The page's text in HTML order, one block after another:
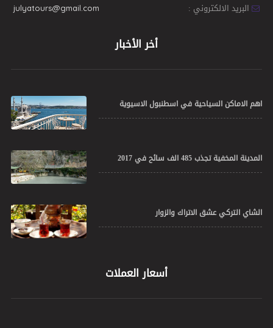
البريد الالكتروني :
julyatours@gmail.com
أخر الأخبار
اهم الاماكن السياحية في اسطنبول الاسيوية
المدينة المخفية تجذب 485 الف سائح في 2017
الشاي التركي عشق الاتراك والزوار
أسعار العملات